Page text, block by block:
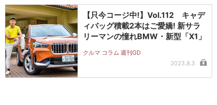
【只今コージ中!】Vol.112 キャデ
ィバッグ積載2本はご愛嬌! 新サラ
リーマンの憧れBMW・新型「X1」
クルマ コラム 週刊GD
2023.8.3